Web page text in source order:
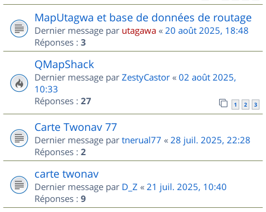
MapUtagwa et base de données de routage
Dernier message par utagawa « 20 août 2025, 18:48
Réponses : 3
QMapShack
Dernier message par ZestyCastor « 02 août 2025,
10:33
Réponses : 27 1 2 3
Carte Twonav 77
Dernier message par tnerual77 « 28 juil. 2025, 22:28
Réponses : 2
carte twonav
Dernier message par D_Z « 21 juil. 2025, 10:40
Réponses : 9